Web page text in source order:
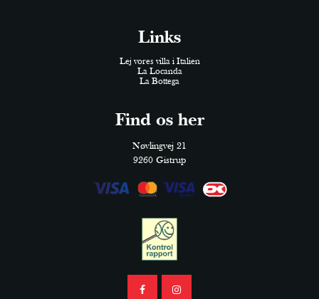
Links
Lej vores villa i Italien
La Locanda
La Bottega
Find os her
Nøvlingvej 21
9260 Gistrup